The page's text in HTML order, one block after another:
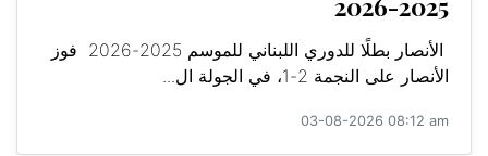
2025-2026
الأنصار بطلًا للدوري اللبناني للموسم 2025-2026 فوز
الأنصار على النجمة 2-1، في الجولة ال...
03-08-2026 08:12 am